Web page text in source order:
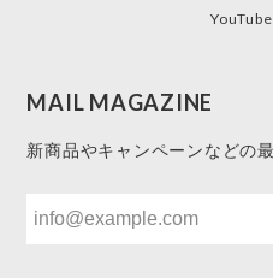
YouTube
MAIL MAGAZINE
新商品やキャンペーンなどの